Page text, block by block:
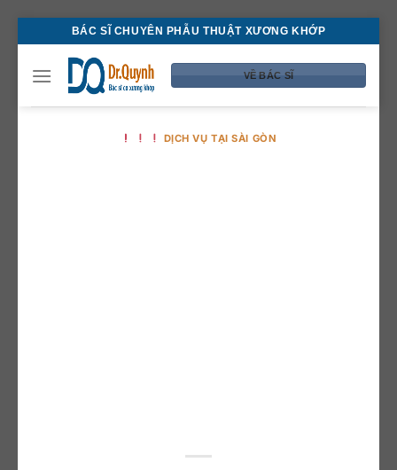
nội
BÁC SĨ CHUYÊN PHẪU THUẬT XƯƠNG KHỚP
VỀ BÁC SĨ
DỊCH VỤ TẠI SÀI GÒN